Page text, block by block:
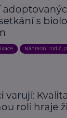
s
Náhradní rodič,
varují:
roli hraje